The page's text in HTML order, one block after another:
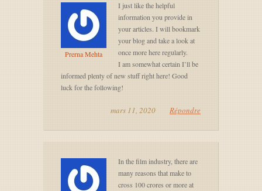
Prerna Mehta
I just like the helpful
information you provide in
your articles. I will bookmark
your blog and take a look at
once more here regularly.
I am somewhat certain I’ll be
informed plenty of new stuff right here! Good
luck for the following!
mars 11, 2020 Répondre
In the film industry, there are
many reasons that make to
cross 100 crores or more at